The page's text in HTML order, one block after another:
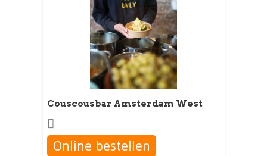
Couscousbar Amsterdam West
Online bestellen